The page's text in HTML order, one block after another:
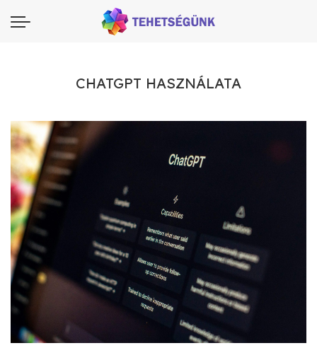
CHATGPT HASZNÁLATA